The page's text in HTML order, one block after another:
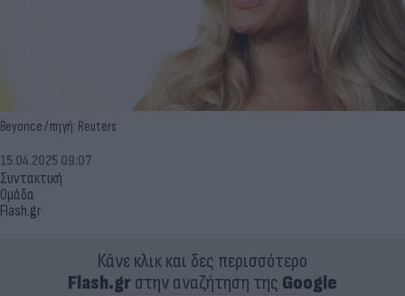
Beyonce / πηγή: Reuters
Συντακτική
Ομάδα
Flash.gr
15.04.2025 09:07
Κάνε κλικ και δες περισσότερο
Flash.grστην αναζήτηση της Google